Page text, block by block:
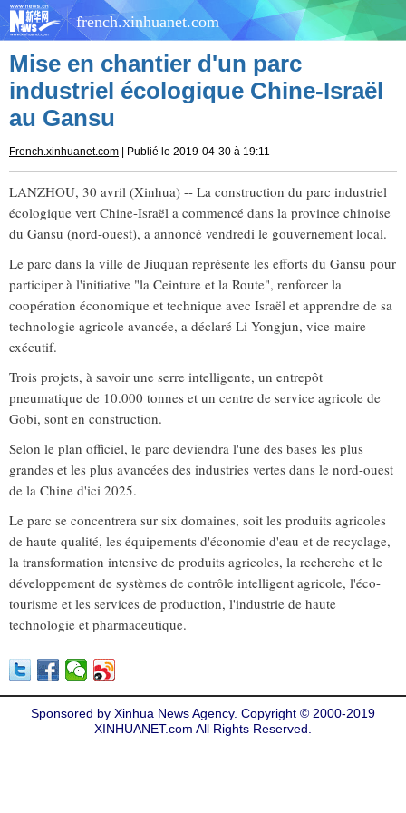
french.xinhuanet.com
Mise en chantier d'un parc
industriel écologique Chine-Israël
au Gansu
French.xinhuanet.com | Publié le 2019-04-30 à 19:11
LANZHOU, 30 avril (Xinhua) -- La construction du parc industriel
écologique vert Chine-Israël a commencé dans la province chinoise
du Gansu (nord-ouest), a annoncé vendredi le gouvernement local.
Le parc dans la ville de Jiuquan représente les efforts du Gansu pour
participer à l'initiative "la Ceinture et la Route", renforcer la
coopération économique et technique avec Israël et apprendre de sa
technologie agricole avancée, a déclaré Li Yongjun, vice-maire
exécutif.
Trois projets, à savoir une serre intelligente, un entrepôt
pneumatique de 10.000 tonnes et un centre de service agricole de
Gobi, sont en construction.
Selon le plan officiel, le parc deviendra l'une des bases les plus
grandes et les plus avancées des industries vertes dans le nord-ouest
de la Chine d'ici 2025.
Le parc se concentrera sur six domaines, soit les produits agricoles
de haute qualité, les équipements d'économie d'eau et de recyclage,
la transformation intensive de produits agricoles, la recherche et le
développement de systèmes de contrôle intelligent agricole, l'éco-
tourisme et les services de production, l'industrie de haute
technologie et pharmaceutique.
Sponsored by Xinhua News Agency. Copyright © 2000-2019
XINHUANET.com All Rights Reserved.